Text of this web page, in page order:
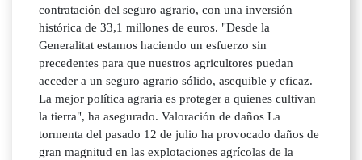
contratación del seguro agrario, con una inversión
histórica de 33,1 millones de euros. "Desde la
Generalitat estamos haciendo un esfuerzo sin
precedentes para que nuestros agricultores puedan
acceder a un seguro agrario sólido, asequible y eficaz.
La mejor política agraria es proteger a quienes cultivan
la tierra", ha asegurado. Valoración de daños La
tormenta del pasado 12 de julio ha provocado daños de
gran magnitud en las explotaciones agrícolas de la